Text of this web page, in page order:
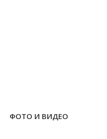
ФОТО И ВИДЕО